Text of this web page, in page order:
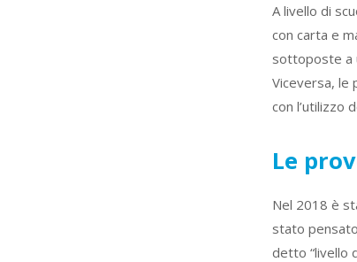
A livello di
con carta e
sottoposte a
Viceversa, le
con l’utilizzo
Le
Nel 2018 è
stato
detto “livello